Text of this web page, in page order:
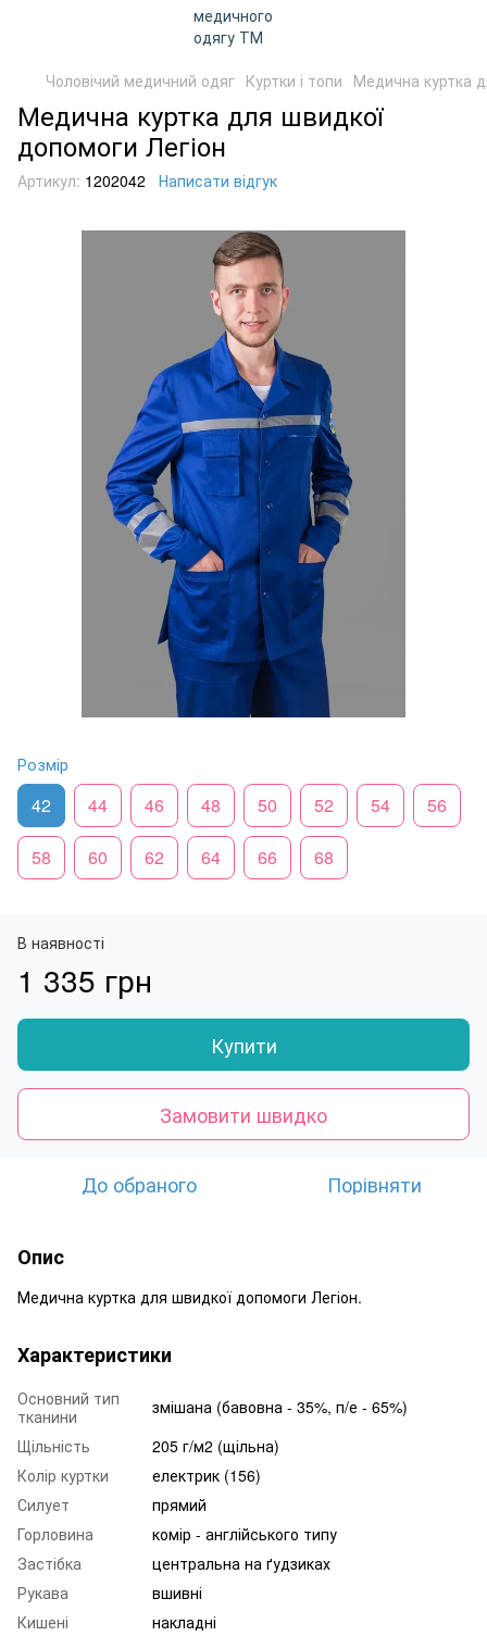
Чоловічий медичний одяг Куртки і топи Медична куртка
Медична куртка для швидкої
допомоги Легіон
Артикул: 1202042 Написати відгук
Розмір
42 44 46 48 50 52 54 56
58 60 62 64 66 68
В наявності
1 335 грн
Купити
Замовити швидко
До обраного Порівняти
Опис
Медична куртка для швидкої допомоги Легіон.
Характеристики
Основний тип
тканини
змішана (бавовна - 35%, п/е - 65%)
Щільність
205 г/м2 (щільна)
Колір куртки
електрик (156)
Силует
прямий
Горловина
комір - англійського типу
Застібка
центральна на ґудзиках
Рукава
вшивні
Кишені
накладні